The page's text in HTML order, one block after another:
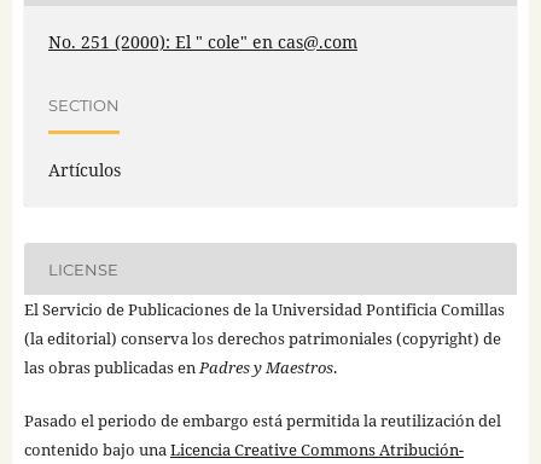
No. 251 (2000): El " cole" en cas@.com
SECTION
Artículos
LICENSE
El Servicio de Publicaciones de la Universidad Pontificia Comillas
(la editorial) conserva los derechos patrimoniales (copyright) de
las obras publicadas enPadres y Maestros.
Pasado el periodo de embargo está permitida la reutilización del
contenido bajo unaLicencia Creative Commons Atribución-